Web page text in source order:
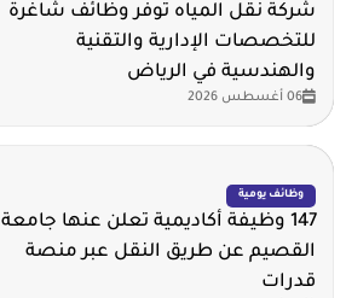
شركة نقل المياه توفر وظائف شاغرة
للتخصصات الإدارية والتقنية
والهندسية في الرياض
06 أغسطس 2026
وظائف يومية
147 وظيفة أكاديمية تعلن عنها جامعة
القصيم عن طريق النقل عبر منصة
قدرات